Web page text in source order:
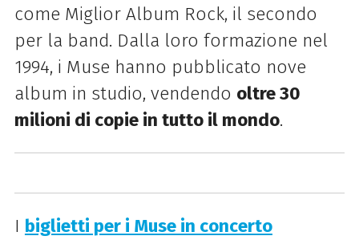
come Miglior Album Rock, il secondo
per la band. Dalla loro formazione nel
1994, i Muse hanno pubblicato nove
album in studio, vendendo oltre 30
milioni di copie in tutto il mondo.
I biglietti per i Muse in concerto